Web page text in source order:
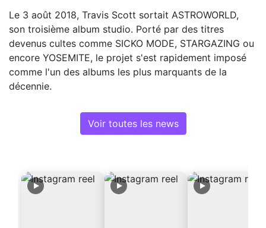
Le 3 août 2018, Travis Scott sortait ASTROWORLD,
son troisième album studio. Porté par des titres
devenus cultes comme SICKO MODE, STARGAZING ou
encore YOSEMITE, le projet s'est rapidement imposé
comme l'un des albums les plus marquants de la
décennie.
Voir toutes les news